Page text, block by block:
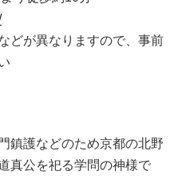
どが異なりますので、事前
鎮護などのため京都の北野
真公を祀る学問の神様で